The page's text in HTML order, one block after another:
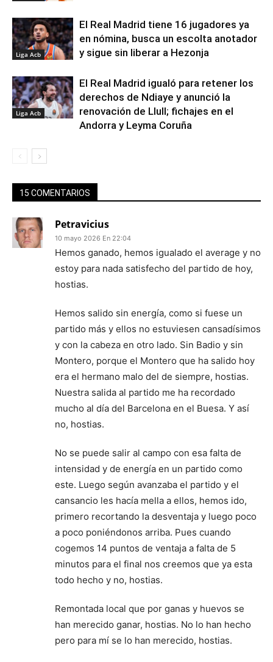
Liga Acb
El Real Madrid tiene 16 jugadores ya
en nómina, busca un escolta anotador
y sigue sin liberar a Hezonja
Liga Acb
El Real Madrid igualó para retener los
derechos de Ndiaye y anunció la
renovación de Llull; fichajes en el
Andorra y Leyma Coruña
15 COMENTARIOS
Petravicius
10 mayo 2026 En 22:04
Hemos ganado, hemos igualado el average y no
estoy para nada satisfecho del partido de hoy,
hostias.
Hemos salido sin energía, como si fuese un
partido más y ellos no estuviesen cansadísimos
y con la cabeza en otro lado. Sin Badio y sin
Montero, porque el Montero que ha salido hoy
era el hermano malo del de siempre, hostias.
Nuestra salida al partido me ha recordado
mucho al día del Barcelona en el Buesa. Y así
no, hostias.
No se puede salir al campo con esa falta de
intensidad y de energía en un partido como
este. Luego según avanzaba el partido y el
cansancio les hacía mella a ellos, hemos ido,
primero recortando la desventaja y luego poco
a poco poniéndonos arriba. Pues cuando
cogemos 14 puntos de ventaja a falta de 5
minutos para el final nos creemos que ya esta
todo hecho y no, hostias.
Remontada local que por ganas y huevos se
han merecido ganar, hostias. No lo han hecho
pero para mí se lo han merecido, hostias.